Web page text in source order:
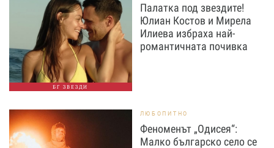
БГ ЗВЕЗДИ
Палатка под звездите!
Юлиан Костов и Мирела
Илиева избраха най-
романтичната почивка
ЛЮБОПИТНО
Феноменът „Одисея“:
Малко българско село се